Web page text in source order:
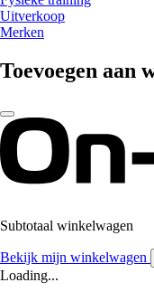
Uitverkoop
Merken
Toevoegen aan
Subtotaal winkelwagen
Bekijk mijn winkelwagen
Loading...